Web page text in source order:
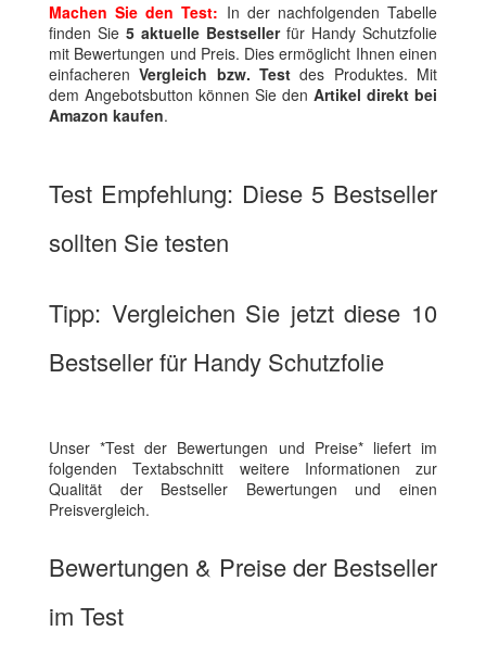
Machen Sie den Test: In der nachfolgenden Tabelle
finden Sie 5 aktuelle Bestsellerfür Handy Schutzfolie
mit Bewertungen und Preis. Dies ermöglicht Ihnen einen
einfacherenVergleich bzw. Test des Produktes. Mit
dem Angebotsbutton können Sie den Artikel direkt bei
Amazon kaufen.
Test Empfehlung: Diese 5 Bestseller
sollten Sie testen
Tipp: Vergleichen Sie jetzt diese 10
Bestseller für Handy Schutzfolie
Unser *Test der Bewertungen und Preise* liefert im
folgenden Textabschnitt weitere Informationen zur
Qualität der Bestseller Bewertungen und einen
Preisvergleich.
Bewertungen & Preise der Bestseller
im Test